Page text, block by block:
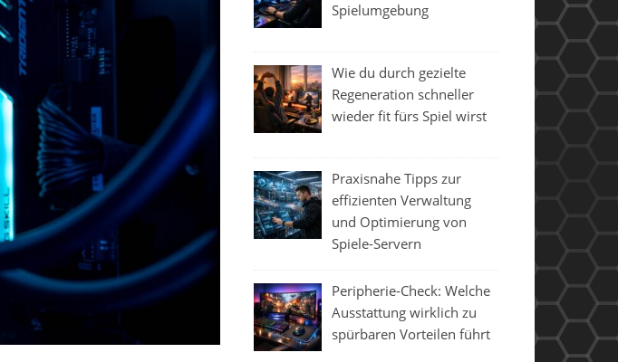
Spielumgebung
Wie du durch gezielte
Regeneration schneller
wieder fit fürs Spiel wirst
Praxisnahe Tipps zur
effizienten Verwaltung
und Optimierung von
Spiele-Servern
Peripherie-Check: Welche
Ausstattung wirklich zu
spürbaren Vorteilen führt